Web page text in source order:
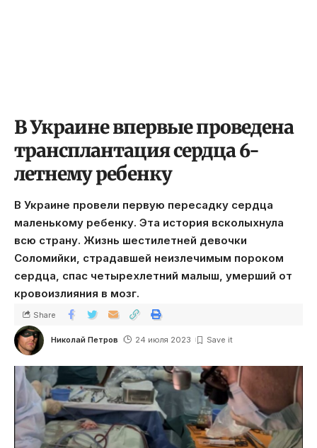
В Украине впервые проведена
трансплантация сердца 6-
летнему ребенку
В Украине провели первую пересадку сердца
маленькому ребенку. Эта история всколыхнула
всю страну. Жизнь шестилетней девочки
Соломийки, страдавшей неизлечимым пороком
сердца, спас четырехлетний малыш, умерший от
кровоизлияния в мозг.
Николай Петров 24 июля 2023
Share